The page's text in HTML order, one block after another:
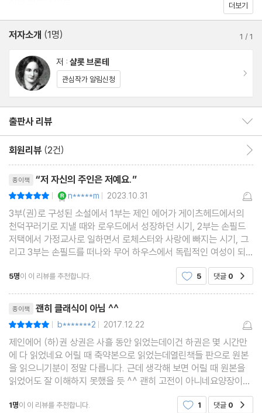
더보기
저자소개 (1명) 1 /1
저 : 샬롯 브론테
관심작가 알림신청
출판사 리뷰
회원리뷰 (2건)
종이책 “저 자신의 주인은 저예요.”
| n*****m | 2023.10.31
3부(권)로 구성된 소설에서 1부는 제인 에어가 게이츠헤드에서의
천덕꾸러기로 지낼 때와 로우드에서 성장하던 시기, 2부는 손필드
저택에서 가정교사로 일하면서 로체스터와 사랑에 빠지는 시기, 그
리고 3부는 손필드를 떠나와 무어 하우스에서 독립적인 여성이 되
고, 나중에는 펀딘으로 돌아와 로체스터와 다시 만나 결혼에 이르는
시기로 이루어져 있다. 제인 에어의 시점에서 과거를
5명이 이 리뷰를 추천합니다. 5 댓글 0
종이책 괜히 클래식이 아님 ^^
| b*******2 | 2017.12.22
제인에어 (하)권 상권은 사흘 동안 읽었는데이건 하권은 몇 시간만
에 다 읽었네요 어릴 때 축약본으로 읽었는데열린책들 판으로 원본
을 읽으니기분이 정말 다릅니다. 근데 생각해 보면 어릴 때 원본을
읽었어도 잘 이해하지 못했을 듯 ^^ 괜히 고전이 아니네요양장이라
소장 가치도 있고책 넘기는 느낌이 너무 좋습니다.가격도 저렴하고
요 ㅎㅎ 좋은 부분 밑에 적습니다.지금부터 말하는
1명이 이 리뷰를 추천합니다. 1 댓글 0